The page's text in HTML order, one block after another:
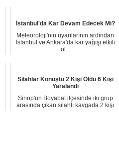
İstanbul'da Kar Devam Edecek Mi?
Meteoroloji'nin uyarılarının ardından
İstanbul ve Ankara'da kar yağışı etkili
ol...
Silahlar Konuştu 2 Kişi Öldü 6 Kişi
Yaralandı
Sinop'un Boyabat ilçesinde iki grup
arasında çıkan silahlı kavgada 2 kişi